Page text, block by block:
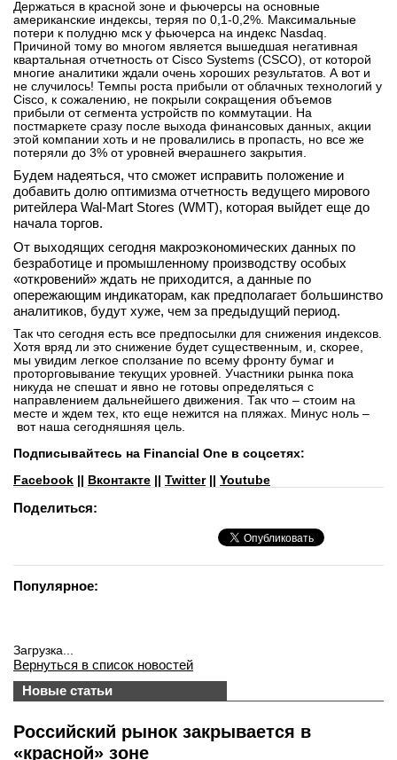
Держаться в красной зоне и фьючерсы на основные
американские индексы, теряя по 0,1-0,2%. Максимальные
потери к полудню мск у фьючерса на индекс Nasdaq.
Причиной тому во многом является вышедшая негативная
квартальная отчетность от Cisco Systems (CSCO), от которой
многие аналитики ждали очень хороших результатов. А вот и
не случилось! Темпы роста прибыли от облачных технологий у
Cisco, к сожалению, не покрыли сокращения объемов
прибыли от сегмента устройств по коммутации. На
постмаркете сразу после выхода финансовых данных, акции
этой компании хоть и не провалились в пропасть, но все же
потеряли до 3% от уровней вчерашнего закрытия.
Будем надеяться, что сможет исправить положение и
добавить долю оптимизма отчетность ведущего мирового
ритейлера Wal-Mart Stores (WMT), которая выйдет еще до
начала торгов.
От выходящих сегодня макроэкономических данных по
безработице и промышленному производству особых
«откровений» ждать не приходится, а данные по
опережающим индикаторам, как предполагает большинство
аналитиков, будут хуже, чем за предыдущий период.
Так что сегодня есть все предпосылки для снижения индексов.
Хотя вряд ли это снижение будет существенным, и, скорее,
мы увидим легкое сползание по всему фронту бумаг и
проторговывание текущих уровней. Участники рынка пока
никуда не спешат и явно не готовы определяться с
направлением дальнейшего движения. Так что – стоим на
месте и ждем тех, кто еще нежится на пляжах. Минус ноль –
вот наша сегодняшняя цель.
Подписывайтесь на Financial One в соцсетях:
Facebook || Вконтакте || Twitter|| Youtube
Поделиться:
Популярное:
Загрузка...
Вернуться в список новостей
Новые статьи
Российский рынок закрывается в
«красной» зоне